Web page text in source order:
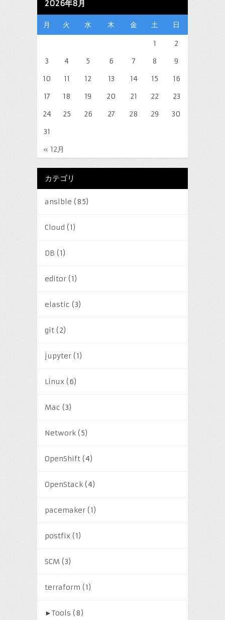
2026年8月
月 火 水 木 金 土 日
« 12月
1
2
3
4 5 6 7 8
9
10
11 12 13 14 15
16
17
18 19 20 21 22
23
24
25 26 27 28 29
30
31
カテゴリ
ansible (85)
Cloud (1)
DB (1)
editor(1)
elastic (3)
git(2)
jupyter(1)
Linux(6)
Mac (3)
Network(5)
OpenShift(4)
OpenStack(4)
pacemaker(1)
postfix(1)
SCM (3)
terraform (1)
►Tools (8)